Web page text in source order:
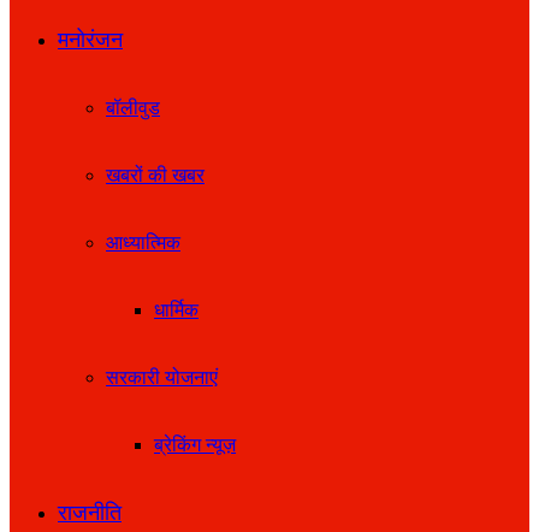
मनोरंजन
बॉलीवुड
खबरों की खबर
आध्यात्मिक
धार्मिक
सरकारी योजनाएं
ब्रेकिंग न्यूज़
राजनीति